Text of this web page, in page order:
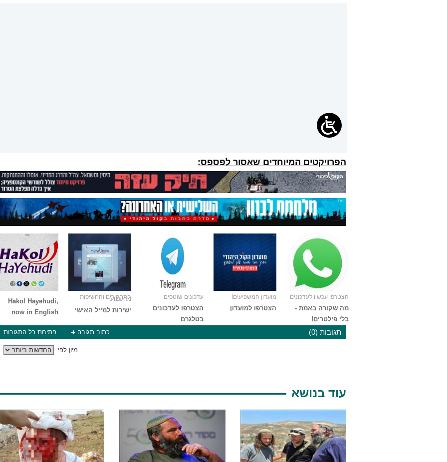
הפרויקטים המיוחדים שאסור לפספס:
Hakol Hayehudi,
now in English
התחקירים והחשיפות
מהשבוע
ישירות למייל האישי
עדכונים שוטפים
הצטרפו לעדכונים
בטלגרם
מועדון המשפיעים!
הצטרפו למועדון
הצטרפו עכשיו לעדכונים
מה שקורה באמת -
בלי פילטרים!
תגובות (0) פתיחת כל התגובות כתוב תגובה
מיון לפי:
עוד בנושא